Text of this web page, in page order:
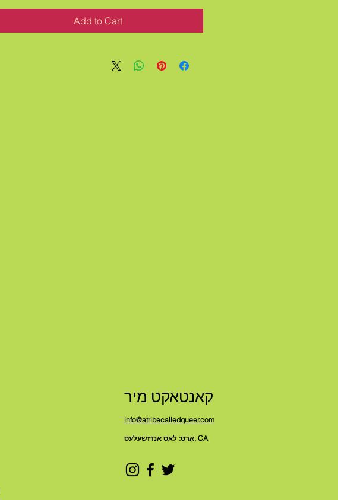
Add to Cart
קאנטאקט מיר
info@atribecalledqueer.com
אָרט: לאס אנדזשעלעס, CA